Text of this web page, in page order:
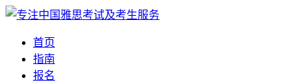
首页
指南
报名